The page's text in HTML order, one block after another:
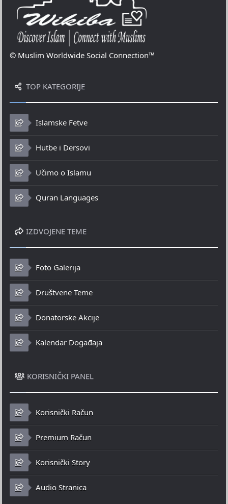
© Muslim Worldwide Social Connection™
TOP KATEGORIJE
Islamske Fetve
Hutbe i Dersovi
Učimo o Islamu
Quran Languages
IZDVOJENE TEME
Foto Galerija
Društvene Teme
Donatorske Akcije
Kalendar Događaja
KORISNIČKI PANEL
Korisnički Račun
Premium Račun
Korisnički Story
Audio Stranica